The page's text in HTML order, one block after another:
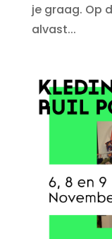
je graag. Op
alvast...